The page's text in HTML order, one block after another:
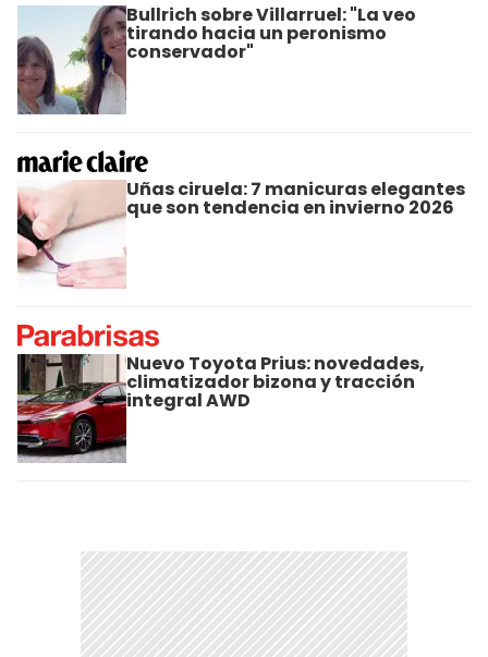
Bullrich sobre Villarruel: "La veo
tirando hacia un peronismo
conservador"
Uñas ciruela: 7 manicuras elegantes
que son tendencia en invierno 2026
Nuevo Toyota Prius: novedades,
climatizador bizona y tracción
integral AWD